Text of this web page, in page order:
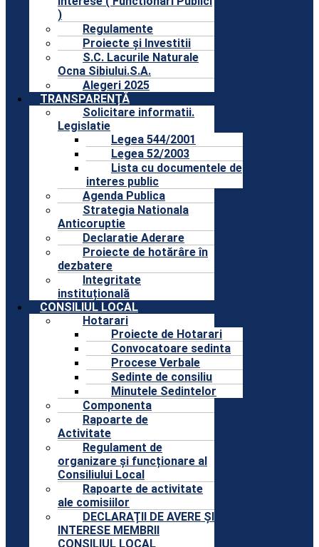
)
Regulamente
Proiecte și Investitii
S.C. Lacurile Naturale
Ocna Sibiului.S.A.
Alegeri 2025
TRANSPARENȚĂ
Solicitare informatii.
Legislatie
Legea 544/2001
Legea 52/2003
Lista cu documentele de
interes public
Agenda Publica
Strategia Nationala
Anticoruptie
Declaratie Aderare
Proiecte de hotărâre în
dezbatere
Integritate
instituțională
CONSILIUL LOCAL
Hotarari
Proiecte de Hotarari
Convocatoare sedinta
Procese Verbale
Sedinte de consiliu
Minutele Sedintelor
Componenta
Rapoarte de
Activitate
Regulament de
organizare și funcționare al
Consiliului Local
Rapoarte de activitate
ale comisiilor
DECLARAȚII DE AVERE ȘI
INTERESE MEMBRII
CONSILIUL LOCAL